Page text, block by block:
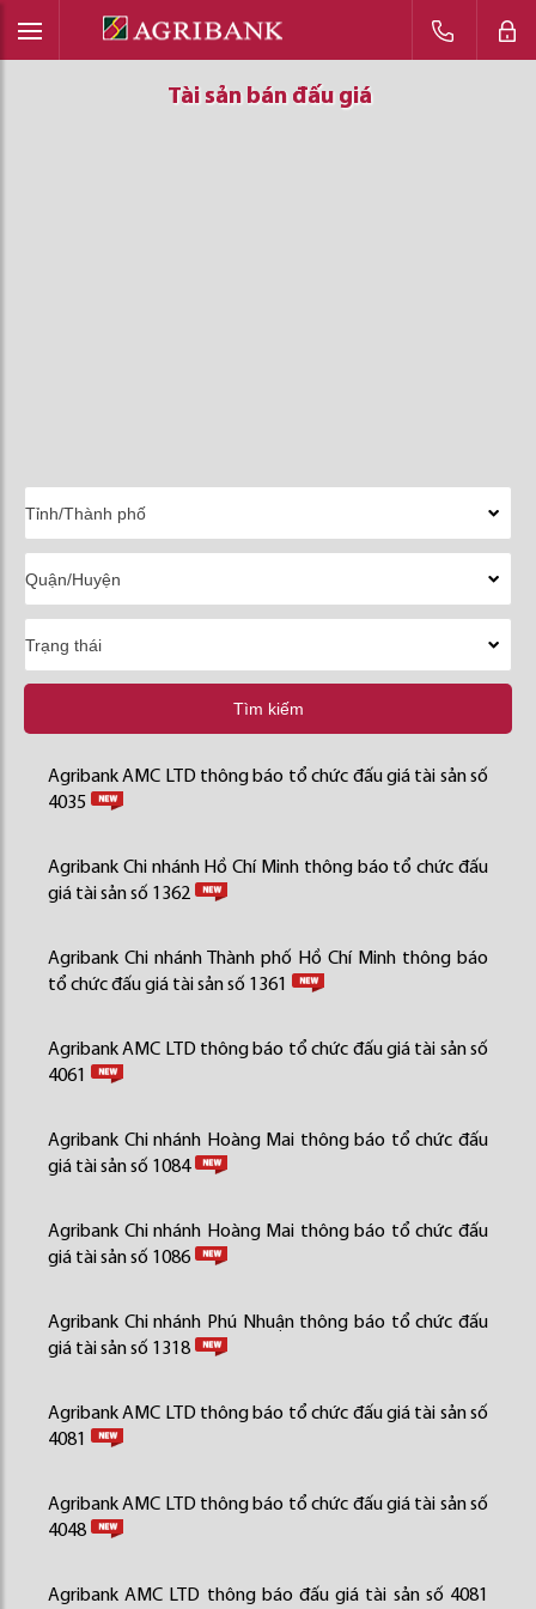
Tài sản bán đấu giá
Tài sản bán đấu giá
Tài sản bán đấu giá
Tìm kiếm
Agribank AMC LTD thông báo tổ chức đấu giá tài sản số
4035
Agribank Chi nhánh Hồ Chí Minh thông báo tổ chức đấu
giá tài sản số 1362
Agribank Chi nhánh Thành phố Hồ Chí Minh thông báo
tổ chức đấu giá tài sản số 1361
Agribank AMC LTD thông báo tổ chức đấu giá tài sản số
4061
Agribank Chi nhánh Hoàng Mai thông báo tổ chức đấu
giá tài sản số 1084
Agribank Chi nhánh Hoàng Mai thông báo tổ chức đấu
giá tài sản số 1086
Agribank Chi nhánh Phú Nhuận thông báo tổ chức đấu
giá tài sản số 1318
Agribank AMC LTD thông báo tổ chức đấu giá tài sản số
4081
Agribank AMC LTD thông báo tổ chức đấu giá tài sản số
4048
Agribank AMC LTD thông báo đấu giá tài sản số 4081